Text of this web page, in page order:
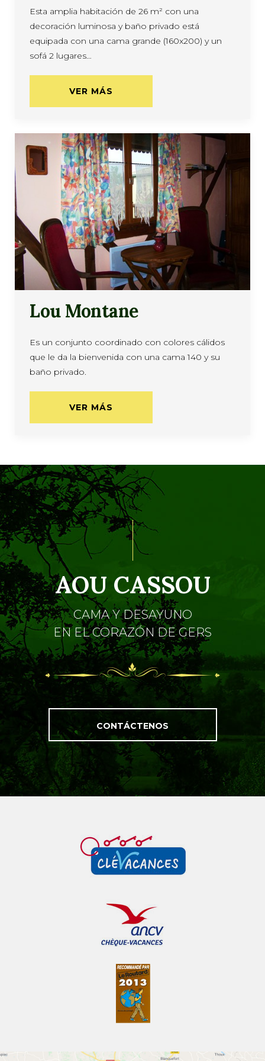
Esta amplia habitación de 26 m² con una
decoración luminosa y baño privado está
equipada con una cama grande (160x200) y un
sofá 2 lugares…
VER MÁS
Lou Montane
Es un conjunto coordinado con colores cálidos
que le da la bienvenida con una cama 140 y su
baño privado.
VER MÁS
AOU CASSOU
CAMA Y DESAYUNO
EN EL CORAZÓN DE GERS
CONTÁCTENOS